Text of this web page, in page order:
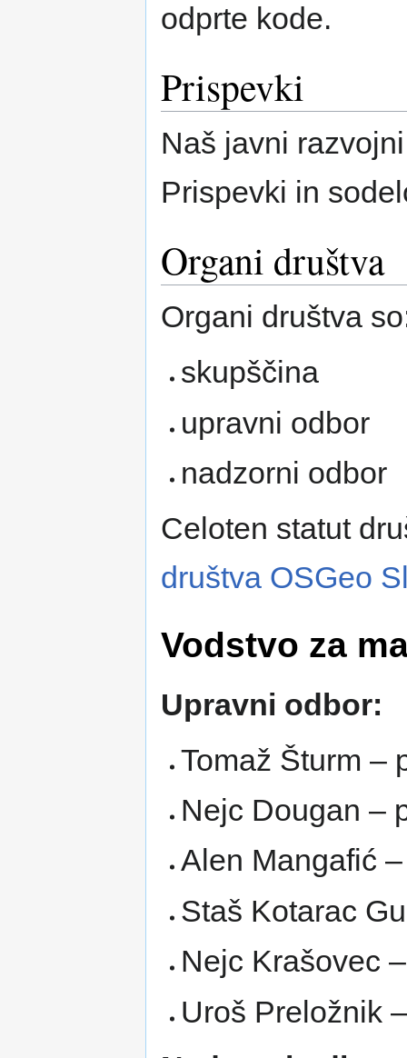
odprte kode.
Prispevki
Naš javni
Prispevki in
Organi društva
Organi društva
skupščina
upravni odbor
nadzorni odbor
Celoten statut
društva OSGeo
Vodstvo za
Upravni odbor:
Tomaž Šturm –
Nejc Dougan –
Alen Mangafić
Staš Kotarac
Nejc Krašovec
Uroš Preložnik